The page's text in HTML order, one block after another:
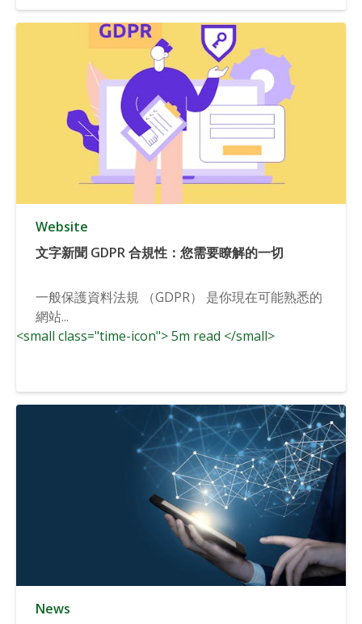
Website
文字新聞 GDPR 合規性：您需要瞭解的一切
一般保護資料法規 （GDPR） 是你現在可能熟悉的
網站...
<small class="time-icon"> 5m read </small>
News